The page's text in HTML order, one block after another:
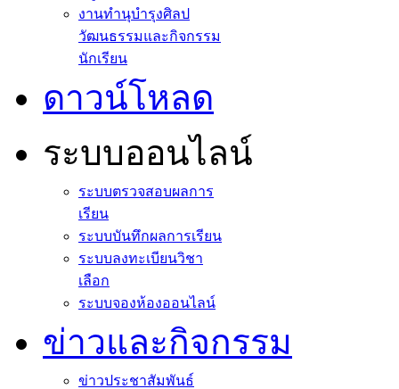
งานทำนุบำรุงศิลป
วัฒนธรรมและกิจกรรม
นักเรียน
ดาวน์โหลด
ระบบออนไลน์
ระบบตรวจสอบผลการ
เรียน
ระบบบันทึกผลการเรียน
ระบบลงทะเบียนวิชา
เลือก
ระบบจองห้องออนไลน์
ข่าวและกิจกรรม
ข่าวประชาสัมพันธ์